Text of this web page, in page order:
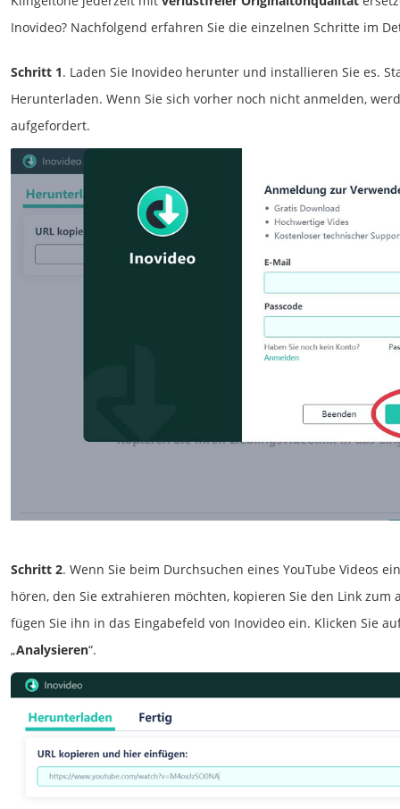
Inovideo? Nachfolgend erfahren Sie die einzelnen Schritte im
Schritt 1. Laden Sie Inovideo herunter und installieren Sie es.
Herunterladen. Wenn Sie sich vorher noch nicht anmelden,
aufgefordert.
Schritt 2. Wenn Sie beim Durchsuchen eines YouTube Videos
hören, den Sie extrahieren möchten, kopieren Sie den Link zum
fügen Sie ihn in das Eingabefeld von Inovideo ein. Klicken Sie
„Analysieren“.